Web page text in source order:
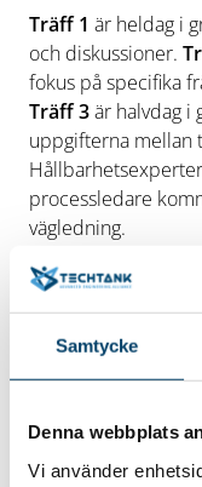
Samtycke
Denna webbplats
Vi använder
Träff 1 är heldag i
och diskussioner.
fokus på specifika
Träff 3är halvdag i
uppgifterna mellan
processledare
vägledning.
Datum och tid
Träff 127 april
Pris